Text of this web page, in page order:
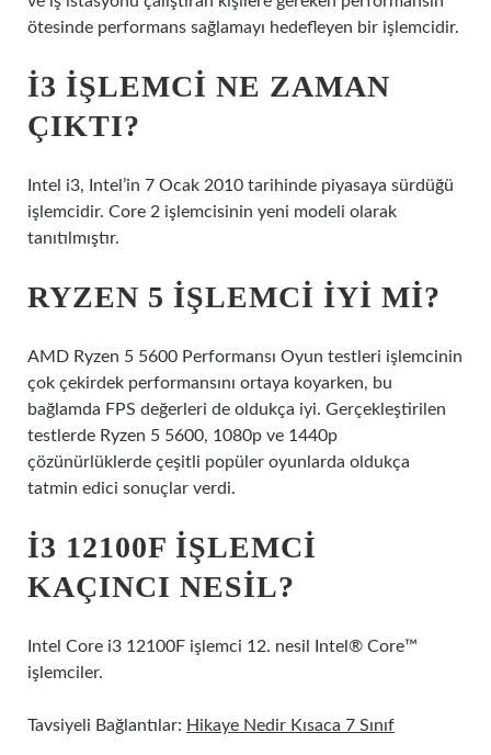
ötesinde performans sağlamayı hedefleyen bir işlemcidir.
I3 IŞLEMCI NE ZAMAN
ÇIKTI?
Intel i3, Intel’in 7 Ocak 2010 tarihinde piyasaya sürdüğü
işlemcidir. Core 2 işlemcisinin yeni modeli olarak
tanıtılmıştır.
RYZEN 5 IŞLEMCI IYI MI?
AMD Ryzen 5 5600 Performansı Oyun testleri işlemcinin
çok çekirdek performansını ortaya koyarken, bu
bağlamda FPS değerleri de oldukça iyi. Gerçekleştirilen
testlerde Ryzen 5 5600, 1080p ve 1440p
çözünürlüklerde çeşitli popüler oyunlarda oldukça
tatmin edici sonuçlar verdi.
I3 12100F IŞLEMCI
KAÇINCI NESIL?
Intel Core i3 12100F işlemci 12. nesil Intel® Core™
işlemciler.
Tavsiyeli Bağlantılar: Hikaye Nedir Kısaca 7 Sınıf